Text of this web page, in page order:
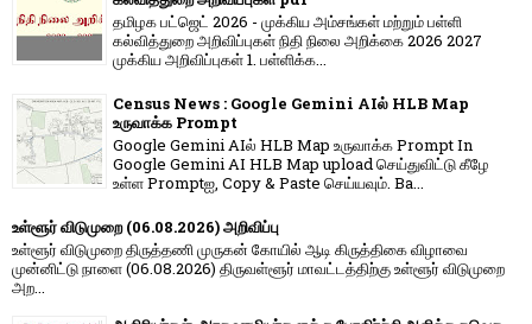
தமிழக பட்ஜெட் 2026 - முக்கிய அம்சங்கள் மற்றும் பள்ளி
கல்வித்துறை அறிவிப்புகள் நிதி நிலை அறிக்கை 2026 2027
முக்கிய அறிவிப்புகள் 1. பள்ளிக்க...
Census News : Google Gemini AIல் HLB Map
உருவாக்க Prompt
Google Gemini AIல் HLB Map உருவாக்க Prompt In
Google Gemini AI HLB Map upload செய்துவிட்டு கீழே
உள்ள Promptஐ, Copy & Paste செய்யவும். Ba...
உள்ளூர் விடுமுறை (06.08.2026) அறிவிப்பு
உள்ளூர் விடுமுறை திருத்தணி முருகன் கோயில் ஆடி கிருத்திகை விழாவை
முன்னிட்டு நாளை (06.08.2026) திருவள்ளூர் மாவட்டத்திற்கு உள்ளூர் விடுமுறை
அற...